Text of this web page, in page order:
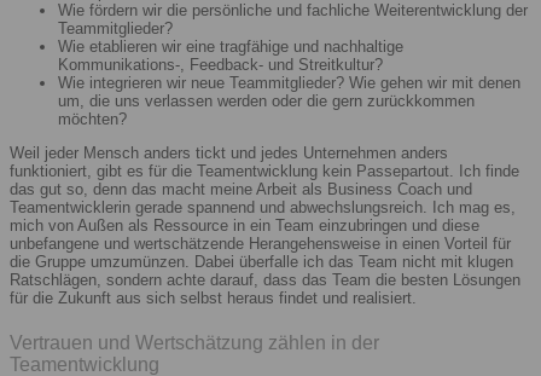
Wie fördern wir die persönliche und fachliche Weiterentwicklung der
Teammitglieder?
Wie etablieren wir eine tragfähige und nachhaltige
Kommunikations-, Feedback- und Streitkultur?
Wie integrieren wir neue Teammitglieder? Wie gehen wir mit denen
um, die uns verlassen werden oder die gern zurückkommen
möchten?
Weil jeder Mensch anders tickt und jedes Unternehmen anders
funktioniert, gibt es für die Teamentwicklung kein Passepartout. Ich finde
das gut so, denn das macht meine Arbeit als Business Coach und
Teamentwicklerin gerade spannend und abwechslungsreich. Ich mag es,
mich von Außen als Ressource in ein Team einzubringen und diese
unbefangene und wertschätzende Herangehensweise in einen Vorteil für
die Gruppe umzumünzen. Dabei überfalle ich das Team nicht mit klugen
Ratschlägen, sondern achte darauf, dass das Team die besten Lösungen
für die Zukunft aus sich selbst heraus findet und realisiert.
Vertrauen und Wertschätzung zählen in der
Teamentwicklung